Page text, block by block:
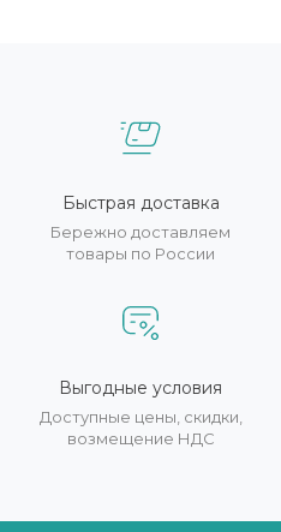
Быстрая доставка
Бережно доставляем
товары по России
Выгодные условия
Доступные цены, скидки,
возмещение НДС